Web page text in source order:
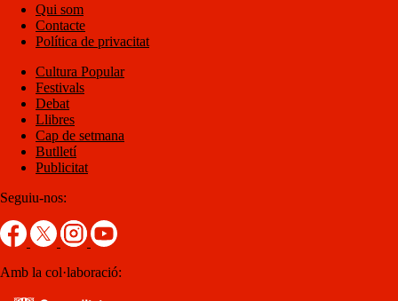
Qui som
Contacte
Política de privacitat
Cultura Popular
Festivals
Debat
Llibres
Cap de setmana
Butlletí
Publicitat
Seguiu-nos:
Amb la col·laboració: